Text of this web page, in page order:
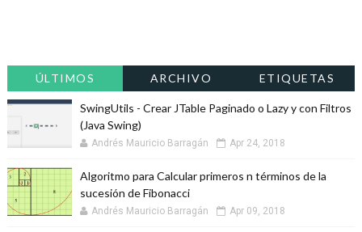
ÚLTIMOS ARCHIVO ETIQUETAS
SwingUtils - Crear JTable Paginado o Lazy y con Filtros
(Java Swing)
Andrés Mauricio Barragán Apr 24, 2018
Algoritmo para Calcular primeros n términos de la
sucesión de Fibonacci
Andrés Mauricio Barragán Apr 09, 2018